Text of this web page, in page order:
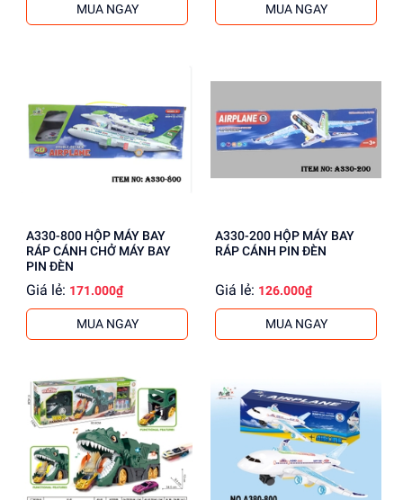
MUA NGAY MUA NGAY
A330-800 HỘP MÁY BAY
RÁP CÁNH CHỞ MÁY BAY
PIN ĐÈN
Giá lẻ: 171.000₫
MUA NGAY
A330-200 HỘP MÁY BAY
RÁP CÁNH PIN ĐÈN
Giá lẻ: 126.000₫
MUA NGAY